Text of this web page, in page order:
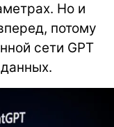
Но и
потому
сети GPT